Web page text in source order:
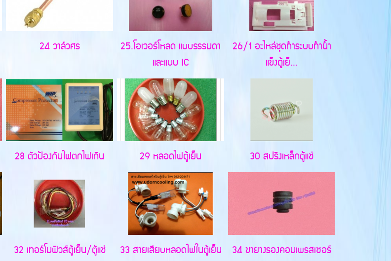
24 วาล์วศร
25.โอเวอร์โหลด แบบธรรมดา
และแบบ IC
26/1 อะไหล่ชุดทำระบบทำน้ำ
แข็งตู้เย็...
28 ตัวป้องกันไฟตกไฟเกิน 29 หลอดไฟตู้เย็น 30 สปริงเหล็กตู้แช่
32 เทอร์โมฟิวส์ตู้เย็น/ตู้แช่ 33 สายเสียบหลอดไฟในตู้เย็น 34 ขายางรองคอมเพรสเซอร์